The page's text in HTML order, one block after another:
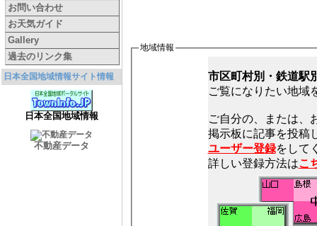
お問い合わせ
お天気ガイド
Gallery
過去のリンク集
日本全国地域情報サイト情報
日本全国地域情報
不動産データ
地域情報
市区町村別・鉄道駅
ご覧になりたい地域
ご自分の、または、
ユーザー登録をして
詳しい登録方法はこ